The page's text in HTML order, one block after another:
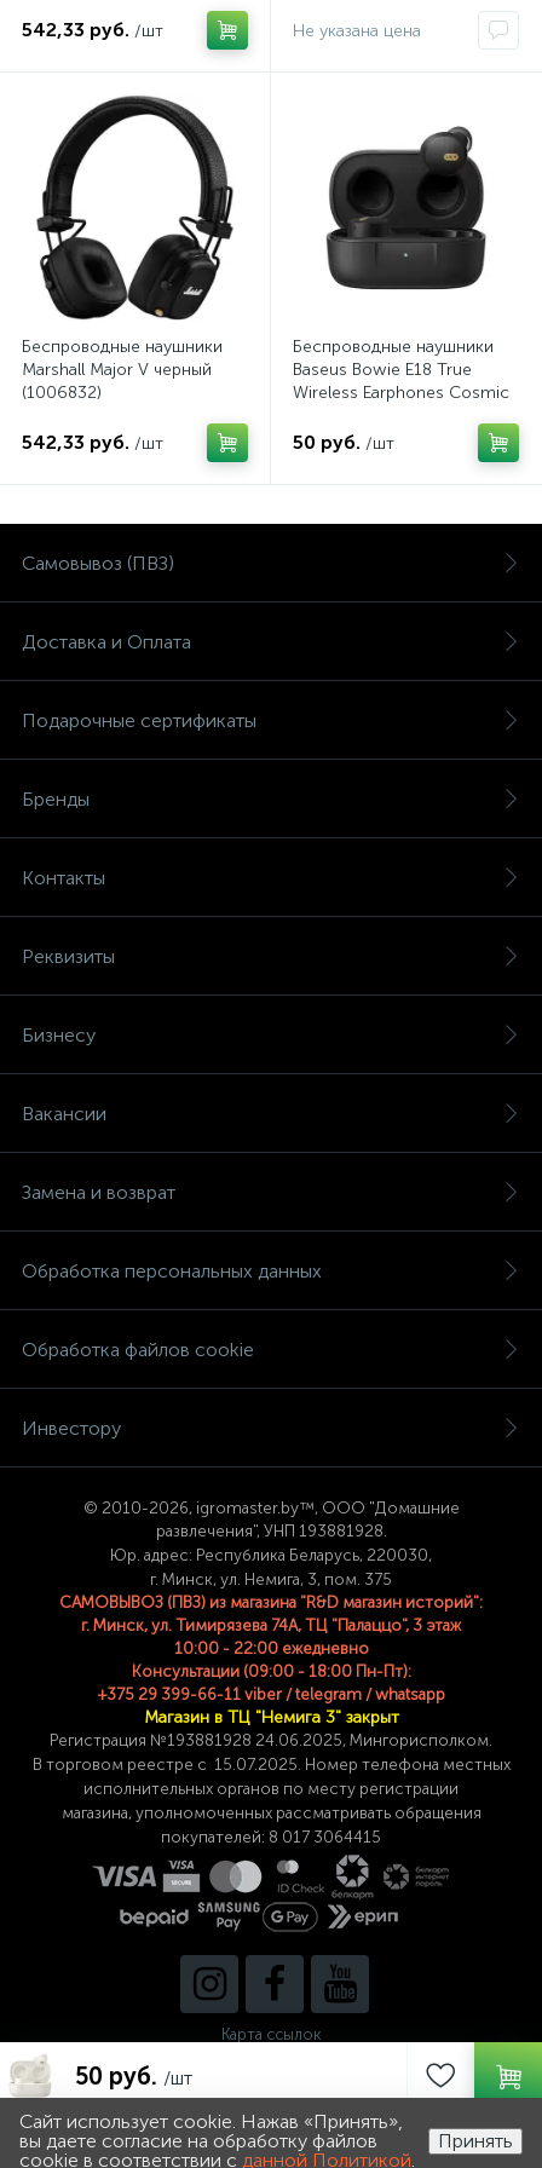
Каталог Поиск
0
Избранное
0
Корзина
50 руб. /шт
542,33 руб. /шт Не указана цена
Беспроводные наушники
Marshall Major V черный
(1006832)
542,33 руб. /шт
Беспроводные наушники
Baseus Bowie E18 True
Wireless Earphones Cosmic
50 руб. /шт
Самовывоз (ПВЗ)
Доставка и Оплата
Подарочные сертификаты
Бренды
Контакты
Реквизиты
Бизнесу
Вакансии
Замена и возврат
Обработка персональных данных
Обработка файлов cookie
Инвестору
© 2010-2026, igromaster.by™, ООО "Домашние
развлечения", УНП 193881928.
Юр. адрес: Республика Беларусь, 220030,
г. Минск, ул. Немига, 3, пом. 375
САМОВЫВОЗ (ПВЗ) из магазина "R&D магазин историй":
г. Минск, ул. Тимирязева 74A, ТЦ "Палаццо", 3 этаж
10:00 - 22:00 ежедневно
Консультации (09:00 - 18:00 Пн-Пт):
+375 29 399-66-11 viber / telegram / whatsapp
Магазин в ТЦ "Немига 3" закрыт
Регистрация №193881928 24 .06.2025, Мингорисполком.
В торговом реестре с 15.07.2025. Номер телефона местных
исполнительных органов по месту регистрации
магазина,уполномоченных рассматривать обращения
покупателей: 8 017 3064415
Карта ссылок
Сайт использует cookie. Нажав «Принять»,
вы даете согласие на обработку файлов
cookie в соответствии сданной Политикой.
Принять